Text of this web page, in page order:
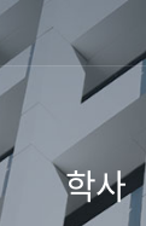
학사